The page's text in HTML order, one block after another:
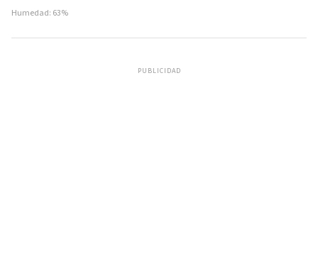
Humedad: 63%
PUBLICIDAD